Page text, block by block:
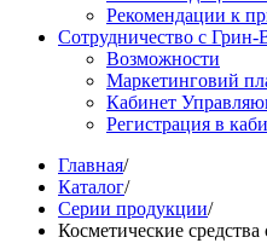
Рекомендации к
Сотрудничество с Грин-
Возможности
Маркетинговий
Кабинет
Регистрация в
Главная/
Каталог/
Серии продукции/
Косметические